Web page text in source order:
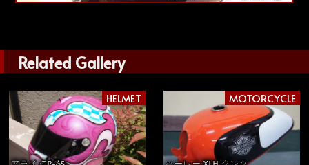
Related Gallery
HELMET MOTORCYCLE